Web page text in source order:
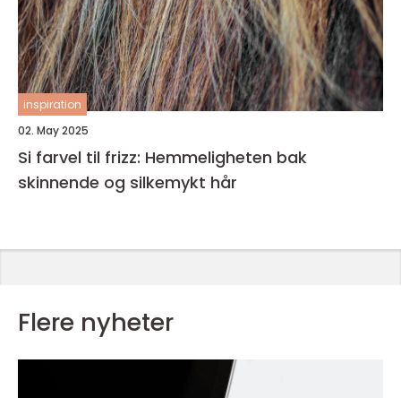
inspiration
02. May 2025
Si farvel til frizz: Hemmeligheten bak
skinnende og silkemykt hår
Flere nyheter